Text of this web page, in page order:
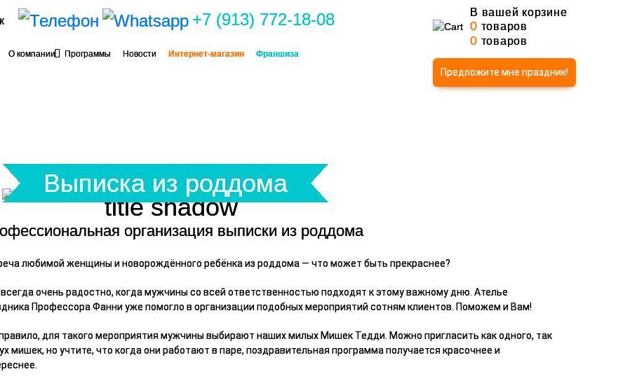
+7 (913) 772-18-08
О компании Программы Новости Интернет-магазин Франшиза
В вашей корзине
0 товаров
0 товаров
Предложите мне праздник!
Выписка из роддома
организация выписки из роддома
любимой женщины и новорождённого ребёнка из роддома — что может быть прекраснее?
очень радостно, когда мужчины со всей ответственностью подходят к этому важному дню. Ателье
Профессора Фанни уже помогло в организации подобных мероприятий сотням клиентов. Поможем и Вам!
для такого мероприятия мужчины выбирают наших милых Мишек Тедди. Можно пригласить как одного, так
мишек, но учтите, что когда они работают в паре, поздравительная программа получается красочнее и